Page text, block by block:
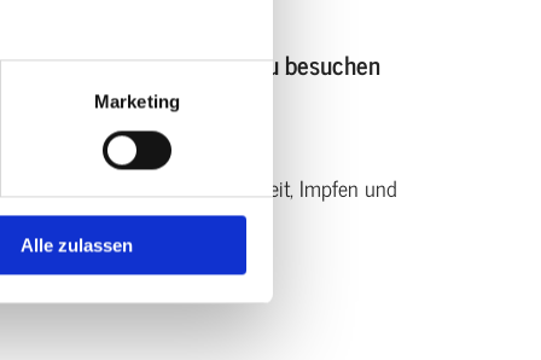
Marketing
Alle zulassen
Praxis in Dessau zu besuchen
Operationen, Zahngesundheit, Impfen und